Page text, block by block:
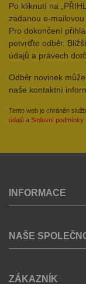
Po kliknutí na
zadanou e-
Pro dokončení
potvrďte odběr.
údajů a právech
Odběr novinek
naše kontaktní
Tento web je chráněn
údajů a Smluvní podmínky.
INFORMACE
NAŠE
ZÁKAZNÍK